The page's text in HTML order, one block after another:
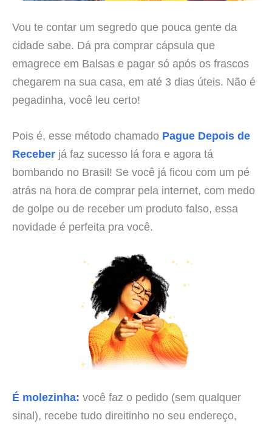
Vou te contar um segredo que pouca gente da
cidade sabe. Dá pra comprar cápsula que
emagrece em Balsas e pagar só após os frascos
chegarem na sua casa, em até 3 dias úteis. Não é
pegadinha, você leu certo!
Pois é, esse método chamado Pague Depois de
Receber já faz sucesso lá fora e agora tá
bombando no Brasil! Se você já ficou com um pé
atrás na hora de comprar pela internet, com medo
de golpe ou de receber um produto falso, essa
novidade é perfeita pra você.
É molezinha: você faz o pedido (sem qualquer
sinal), recebe tudo direitinho no seu endereço,